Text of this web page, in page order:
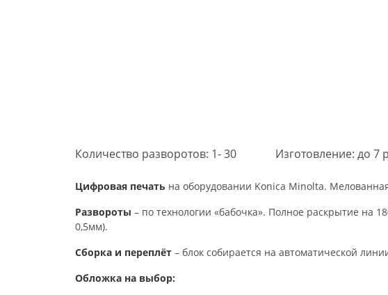
Количество разворотов: 1- 30 Изготовление: до 7
Цифровая печать на оборудовании Konica Minolta.
Развороты – по технологии «бабочка». Полное раскрытие на
0,5мм).
Сборка и переплёт – блок собирается на автоматической
Обложка на выбор: